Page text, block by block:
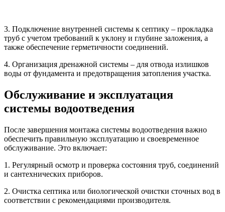
3. Подключение внутренней системы к септику – прокладка
труб с учетом требований к уклону и глубине заложения, а
также обеспечение герметичности соединений.
4. Организация дренажной системы – для отвода излишков
воды от фундамента и предотвращения затопления участка.
Обслуживание и эксплуатация
системы водоотведения
После завершения монтажа системы водоотведения важно
обеспечить правильную эксплуатацию и своевременное
обслуживание. Это включает:
1. Регулярный осмотр и проверка состояния труб, соединений
и сантехнических приборов.
2. Очистка септика или биологической очистки сточных вод в
соответствии с рекомендациями производителя.